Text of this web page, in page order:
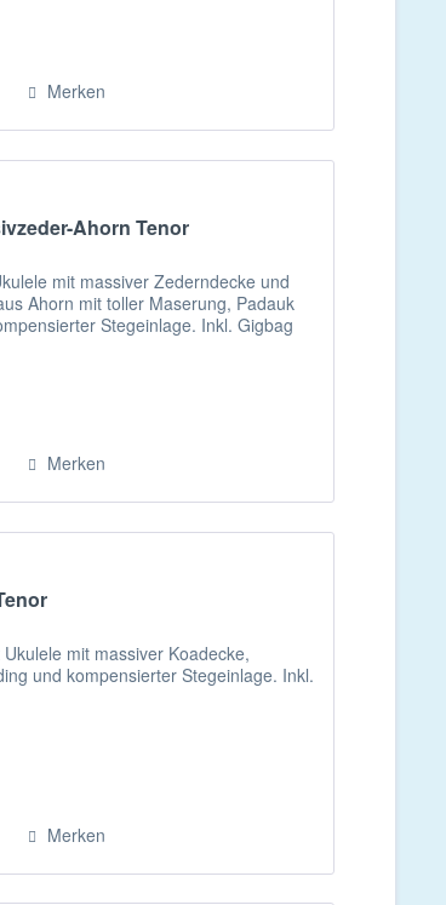
Merken
Ahorn Tenor
mit massiver Zederndecke und
Ahorn mit toller Maserung, Padauk
Stegeinlage. Inkl. Gigbag
Merken
mit massiver Koadecke,
und kompensierter Stegeinlage. Inkl.
Merken